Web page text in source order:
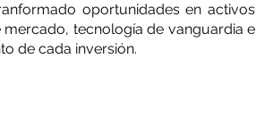
oportunidades en activos
tecnología de vanguardia e
de cada inversión.